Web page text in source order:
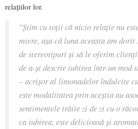
relațiilor lor.
"Știm cu toții că nicio relație nu
miere, așa că luna aceasta am dorit
de stereotipuri și să le oferim
de a-și descrie iubirea într-un mod
– acrișor al limonadelor îndulcite
este modalitatea prin aceștia au
sentimentele trăite zi de zi cu o
ca iubirea, este delicioasă și